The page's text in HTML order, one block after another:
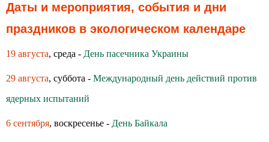
Даты и мероприятия, события и дни
праздников в экологическом календаре
19 августа, среда - День пасечника Украины
29 августа, суббота - Международный день действий против
ядерных испытаний
6 сентября, воскресенье - День Байкала